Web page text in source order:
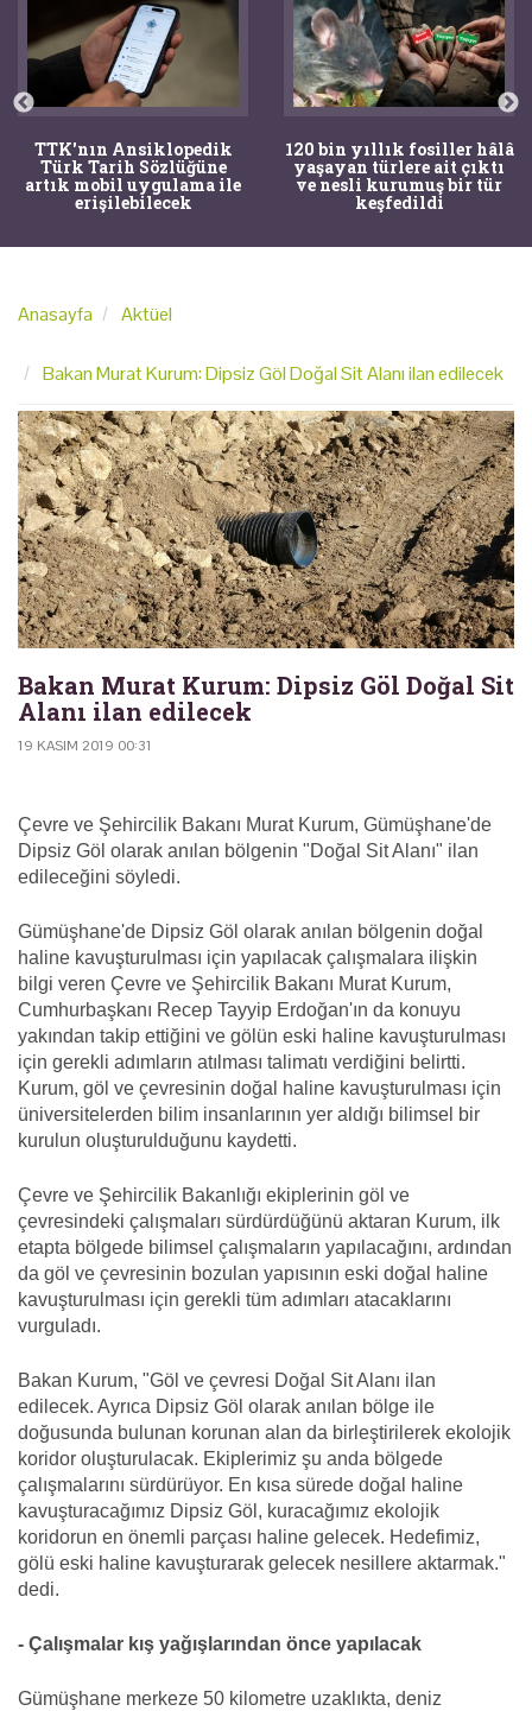
TTK'nın Ansiklopedik
Türk Tarih Sözlüğüne
artık mobil uygulama ile
erişilebilecek
120 bin yıllık fosiller hâlâ
yaşayan türlere ait çıktı
ve nesli kurumuş bir tür
keşfedildi
Anasayfa Aktüel
Bakan Murat Kurum: Dipsiz Göl Doğal Sit Alanı ilan edilecek
Bakan Murat Kurum: Dipsiz Göl Doğal Sit
Alanı ilan edilecek
19 KASIM 2019 00:31
Çevre ve Şehircilik Bakanı Murat Kurum, Gümüşhane'de
Dipsiz Göl olarak anılan bölgenin "Doğal Sit Alanı" ilan
edileceğini söyledi.
Gümüşhane'de Dipsiz Göl olarak anılan bölgenin doğal
haline kavuşturulması için yapılacak çalışmalara ilişkin
bilgi veren Çevre ve Şehircilik Bakanı Murat Kurum,
Cumhurbaşkanı Recep Tayyip Erdoğan'ın da konuyu
yakından takip ettiğini ve gölün eski haline kavuşturulması
için gerekli adımların atılması talimatı verdiğini belirtti.
Kurum, göl ve çevresinin doğal haline kavuşturulması için
üniversitelerden bilim insanlarının yer aldığı bilimsel bir
kurulun oluşturulduğunu kaydetti.
Çevre ve Şehircilik Bakanlığı ekiplerinin göl ve
çevresindeki çalışmaları sürdürdüğünü aktaran Kurum, ilk
etapta bölgede bilimsel çalışmaların yapılacağını, ardından
da göl ve çevresinin bozulan yapısının eski doğal haline
kavuşturulması için gerekli tüm adımları atacaklarını
vurguladı.
Bakan Kurum, "Göl ve çevresi Doğal Sit Alanı ilan
edilecek. Ayrıca Dipsiz Göl olarak anılan bölge ile
doğusunda bulunan korunan alan da birleştirilerek ekolojik
koridor oluşturulacak. Ekiplerimiz şu anda bölgede
çalışmalarını sürdürüyor. En kısa sürede doğal haline
kavuşturacağımız Dipsiz Göl, kuracağımız ekolojik
koridorun en önemli parçası haline gelecek. Hedefimiz,
gölü eski haline kavuşturarak gelecek nesillere aktarmak."
dedi.
- Çalışmalar kış yağışlarından önce yapılacak
Gümüşhane merkeze 50 kilometre uzaklıkta, deniz